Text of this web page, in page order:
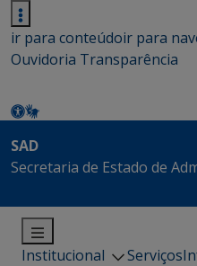
ir para conteúdoir para
Ouvidoria Transparência
SAD
Secretaria de Estado de
Institucional Serviços